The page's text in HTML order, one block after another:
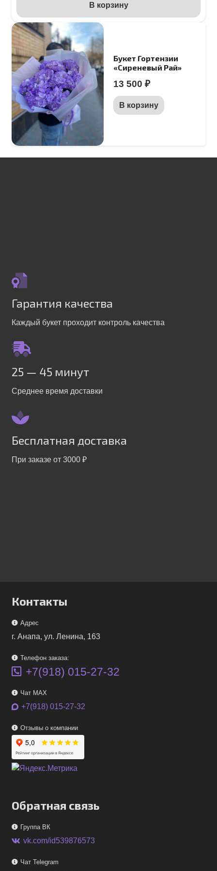
В корзину
Букет Гортензии
«Сиреневый Рай»
13 500 ₽
В корзину
Гарантия качества
Каждый букет проходит контроль качества
25 — 45 минут
Среднее время доставки
Бесплатная доставка
При заказе от 3000 ₽
Контакты
Адрес
г. Анапа, ул. Ленина, 163
Телефон заказа:
+7(918) 015-27-32
Чат MAX
+7(918) 015-27-32
Отзывы о компании
Обратная связь
Группа ВК
vk.com/id539876573
Чат Telegram